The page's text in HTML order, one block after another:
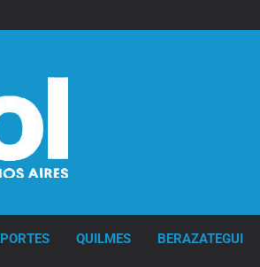
QUILMES BERAZATEGUI